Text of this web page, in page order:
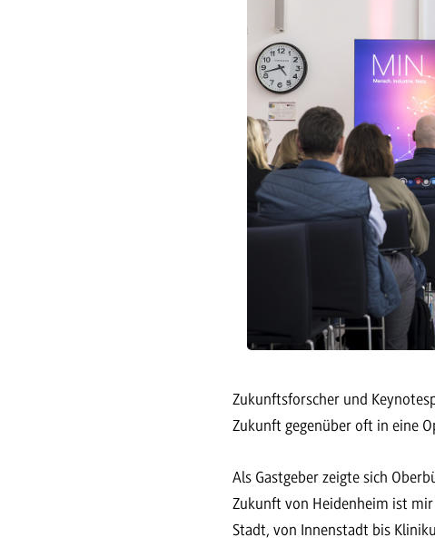
Zukunftsforscher und
Zukunft gegenüber oft in eine
Als Gastgeber zeigte sich
Zukunft von Heidenheim ist
Stadt, von Innenstadt bis